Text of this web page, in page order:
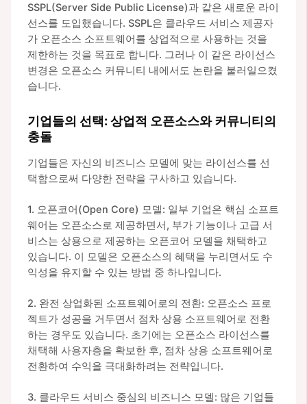
SSPL(Server Side Public License)과 같은 새로운 라이
선스를 도입했습니다. SSPL은 클라우드 서비스 제공자
가 오픈소스 소프트웨어를 상업적으로 사용하는 것을
제한하는 것을 목표로 합니다. 그러나 이 같은 라이선스
변경은 오픈소스 커뮤니티 내에서도 논란을 불러일으켰
습니다.
기업들의 선택: 상업적 오픈소스와 커뮤니티의
충돌
기업들은 자신의 비즈니스 모델에 맞는 라이선스를 선
택함으로써 다양한 전략을 구사하고 있습니다.
1. 오픈코어(Open Core) 모델: 일부 기업은 핵심 소프트
웨어는 오픈소스로 제공하면서, 부가 기능이나 고급 서
비스는 상용으로 제공하는 오픈코어 모델을 채택하고
있습니다. 이 모델은 오픈소스의 혜택을 누리면서도 수
익성을 유지할 수 있는 방법 중 하나입니다.
2. 완전 상업화된 소프트웨어로의 전환: 오픈소스 프로
젝트가 성공을 거두면서 점차 상용 소프트웨어로 전환
하는 경우도 있습니다. 초기에는 오픈소스 라이선스를
채택해 사용자층을 확보한 후, 점차 상용 소프트웨어로
전환하여 수익을 극대화하려는 전략입니다.
3. 클라우드 서비스 중심의 비즈니스 모델: 많은 기업들